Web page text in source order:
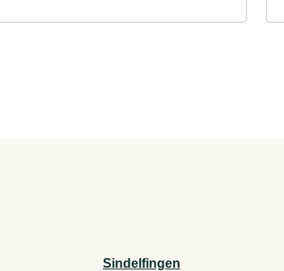
Sindelfingen